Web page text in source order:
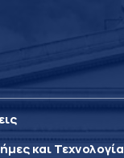
και Τεχνολογία